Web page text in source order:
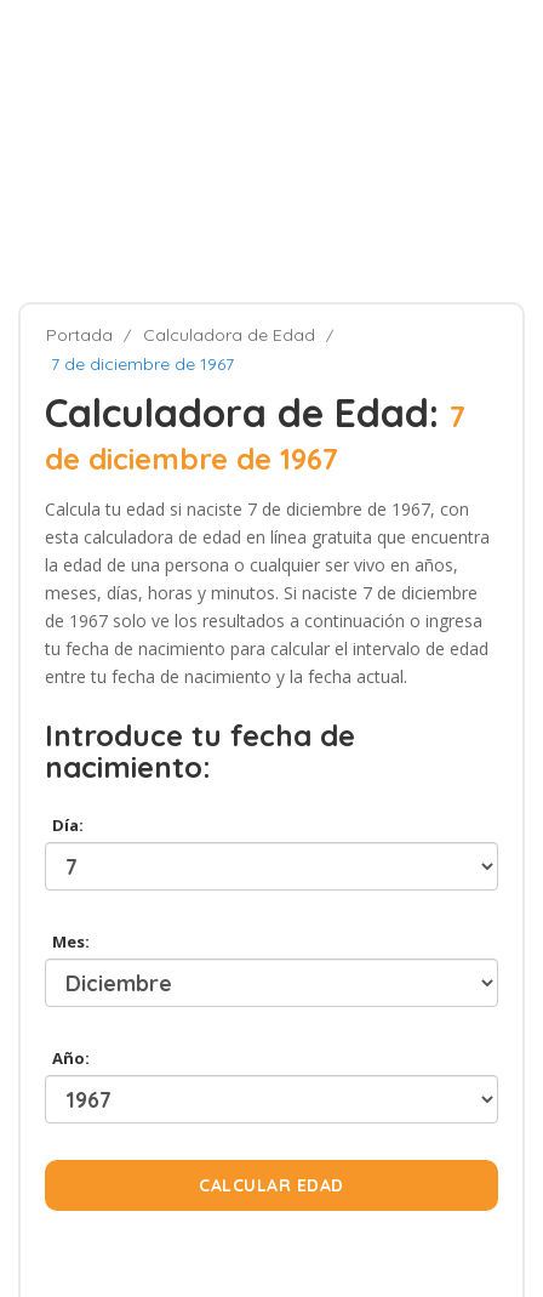
Portada
Calculadora de Edad
7 de diciembre de 1967
Calculadora de Edad: 7
de diciembre de 1967
Calcula tu edad si naciste 7 de diciembre de 1967, con
esta calculadora de edad en línea gratuita que encuentra
la edad de una persona o cualquier ser vivo en años,
meses, días, horas y minutos. Si naciste 7 de diciembre
de 1967 solo ve los resultados a continuación o ingresa
tu fecha de nacimiento para calcular el intervalo de edad
entre tu fecha de nacimiento y la fecha actual.
Introduce tu fecha de
nacimiento:
Día:
Mes:
Año:
CALCULAR EDAD